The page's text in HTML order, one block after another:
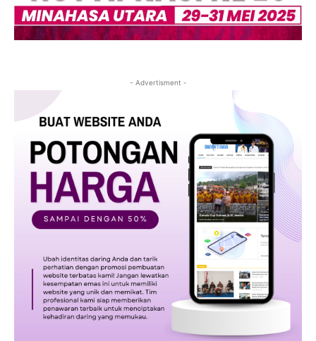
- Advertisment -